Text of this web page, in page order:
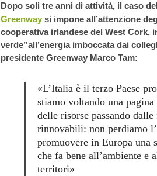
Dopo soli tre anni di attività, il caso
Greenway si impone all’attenzione
cooperativa irlandese del West Cork,
verde”all’energia imboccata dai
presidente Greenway Marco Tam:
«L’Italia è il terzo Paese
stiamo voltando una
delle risorse passando
rinnovabili: non perdiamo
promuovere in Europa una
che fa bene all’ambiente e
territori»